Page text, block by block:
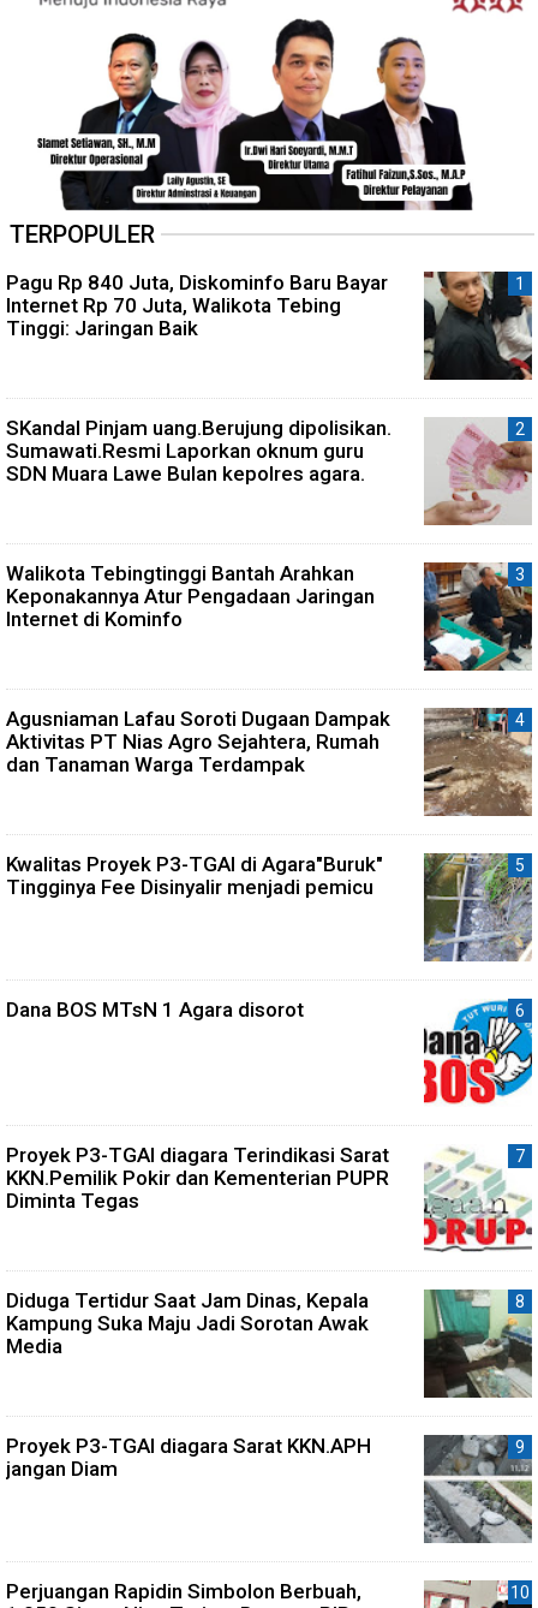
TERPOPULER
Pagu Rp 840 Juta, Diskominfo Baru Bayar
Internet Rp 70 Juta, Walikota Tebing
Tinggi: Jaringan Baik
SKandal Pinjam uang.Berujung dipolisikan.
Sumawati.Resmi Laporkan oknum guru
SDN Muara Lawe Bulan kepolres agara.
Walikota Tebingtinggi Bantah Arahkan
Keponakannya Atur Pengadaan Jaringan
Internet di Kominfo
Agusniaman Lafau Soroti Dugaan Dampak
Aktivitas PT Nias Agro Sejahtera, Rumah
dan Tanaman Warga Terdampak
Kwalitas Proyek P3-TGAI di Agara"Buruk"
Tingginya Fee Disinyalir menjadi pemicu
Dana BOS MTsN 1 Agara disorot
Proyek P3-TGAI diagara Terindikasi Sarat
KKN.Pemilik Pokir dan Kementerian PUPR
Diminta Tegas
Diduga Tertidur Saat Jam Dinas, Kepala
Kampung Suka Maju Jadi Sorotan Awak
Media
Proyek P3-TGAI diagara Sarat KKN.APH
jangan Diam
Perjuangan Rapidin Simbolon Berbuah,